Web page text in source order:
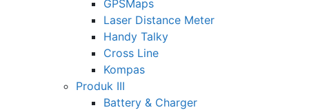
GPSMaps
Laser Distance Meter
Handy Talky
Cross Line
Kompas
Produk III
Battery & Charger